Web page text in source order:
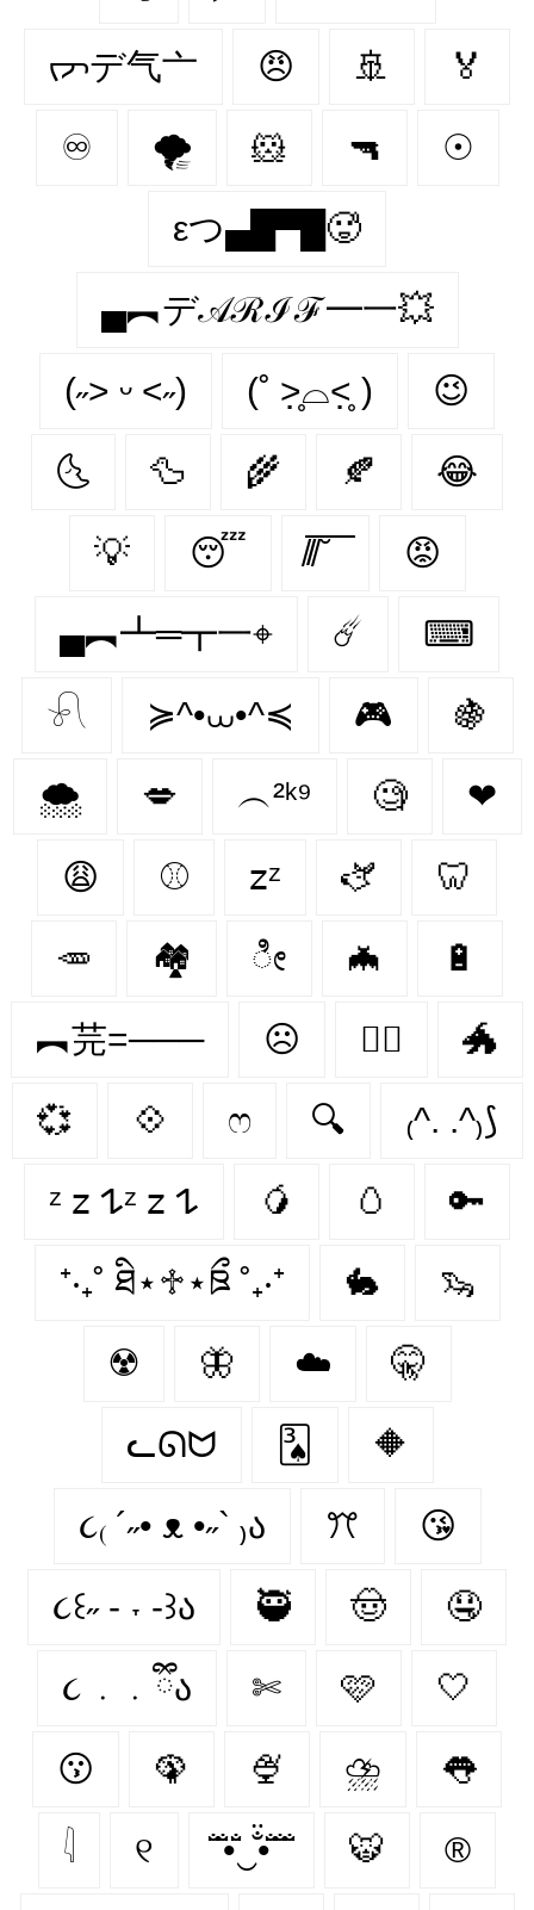
ᡕᠵデ气亠 😠 🚢 🏅
♾ 🌪 🐹 🔫 ☉
εつ▄█▀█🥵
▄︻デ𝒜ℛℐℱ━一💥
(˶˃ ᵕ ˂˶) (˚ ˃̣̣̥⌓˂̣̣̥ ) 😉
🌜 🦆 🌾 🍂 😂
💡 😴 ̸/̸̅̅ ̆̅ ̅̅ ̅̅ 😡
▄︻┻═┳一⌖ ☄️ ⌨
𓍯 ≽^•⩊•^≼ 🎮 🍇
🌨 💋 ︵²ᵏ⁹ 🧐 ❤︎
😩 ⚾️ 𝗓ᶻ 🫏 🦷
🥕 🏘 ೀ 🦇 🔋
︻芫=─── ☹ 🤼‍♂️ 🐲
💞 💠 ෆ 🔍 ₍^. .^₎⟆
ᶻ 𝗓 𐰁ᶻ 𝗓 𐰁 🥭 🥚 🔑
⁺‧₊˚ ཐི⋆♱⋆ཋྀ ˚₊‧⁺ 🐇 🦦
☢️ 🦋 ☁️ 🤫
ᓚᘏᗢ 🂣 🔶
૮₍ ´˶• ᴥ •˶` ₎ა ꔫ 😘
૮꒰˶ - ˕ -꒱ა 🥷 🤠 🤤
૮ ․ ․ ྀིა ✄ 🩷 🤍
😗 🦚 🍨 ⛈ 👅
𓇋 ୧ ̐̈ ̐̈•̐̈‿̐̈•̐̈ ̐̈ ̐̈ 🐯 ®️